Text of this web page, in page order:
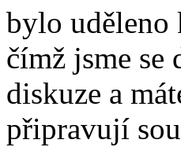
bylo uděleno
čímž jsme se
diskuze a
připravují